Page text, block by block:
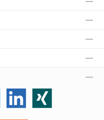
LinkedIn Xing